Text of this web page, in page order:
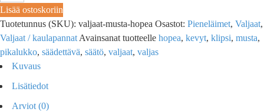
Lisää ostoskoriin
Tuotetunnus (SKU): valjaat-musta-hopea Osastot: Pieneläimet, Valjaat,
Valjaat / kaulapannat Avainsanat tuotteelle hopea, kevyt, klipsi, musta,
pikalukko, säädettävä, säätö, valjaat, valjas
Kuvaus
Lisätiedot
Arviot (0)